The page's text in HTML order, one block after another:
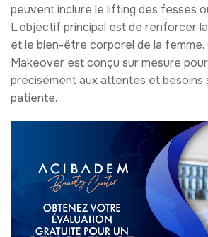
peuvent inclure le lifting des fesses
L’objectif principal est de renforcer
et le bien-être corporel de la femme.
Makeover est conçu sur mesure
précisément aux attentes et besoins
patiente.